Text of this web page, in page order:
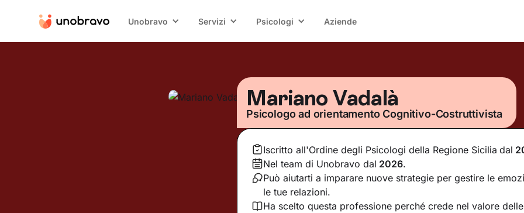
Unobravo Servizi Psicologi Aziende
Mariano Vadalà
Psicologo ad orientamento Cognitivo-Costruttivista
Iscritto all'Ordine degli Psicologi della Regione Sicilia dal
Nel team di Unobravo dal 2026.
Può aiutarti a imparare nuove strategie per gestire le
le tue relazioni.
Ha scelto questa professione perché crede nel valore